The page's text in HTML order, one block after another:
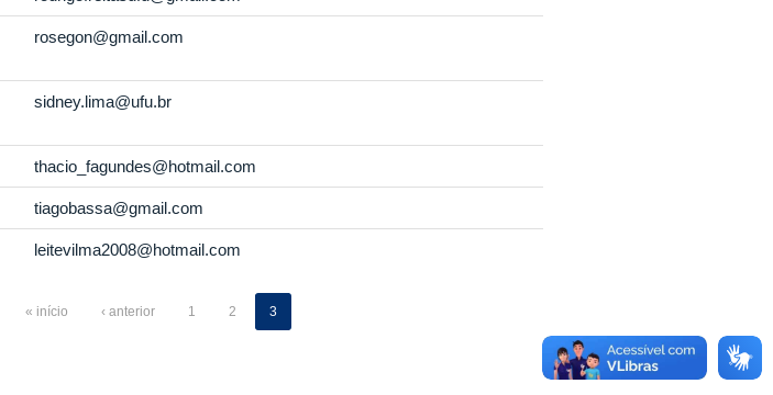
rosegon@gmail.com
sidney.lima@ufu.br
thacio_fagundes@hotmail.com
tiagobassa@gmail.com
leitevilma2008@hotmail.com
« início ‹ anterior 1 2 3